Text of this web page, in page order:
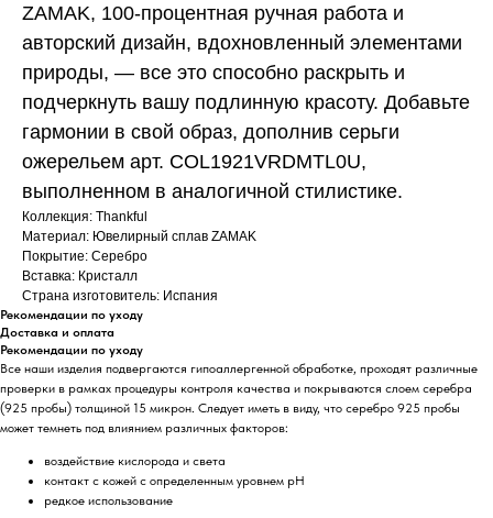
ZAMAK, 100-процентная ручная работа и
авторский дизайн, вдохновленный элементами
природы, ― все это способно раскрыть и
подчеркнуть вашу подлинную красоту. Добавьте
гармонии в свой образ, дополнив серьги
ожерельем арт. COL1921VRDMTL0U,
выполненном в аналогичной стилистике.
Коллекция: Thankful
Материал: Ювелирный сплав ZAMAK
Покрытие: Серебро
Вставка: Кристалл
Страна изготовитель: Испания
Рекомендации по уходу
Доставка и оплата
Рекомендации по уходу
Все наши изделия подвергаются гипоаллергенной обработке, проходят различные
проверки в рамках процедуры контроля качества и покрываются слоем серебра
(925 пробы) толщиной 15 микрон. Следует иметь в виду, что серебро 925 пробы
может темнеть под влиянием различных факторов:
воздействие кислорода и света
контакт с кожей с определенным уровнем pH
редкое использование